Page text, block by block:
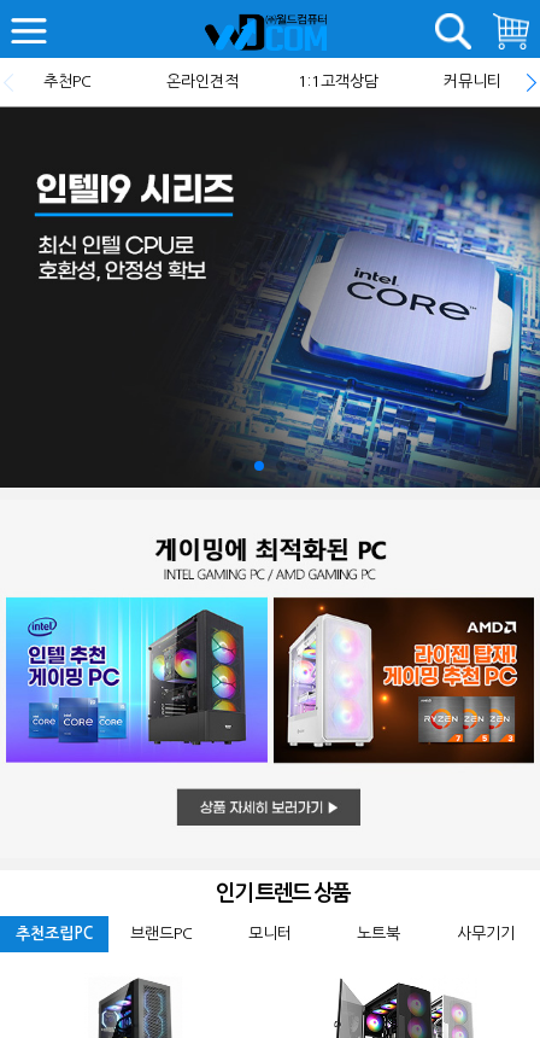
추천PC 온라인견적 1:1고객상담 커뮤니티
인기 트렌드 상품
추천조립PC 브랜드PC 모니터 노트북 사무기기